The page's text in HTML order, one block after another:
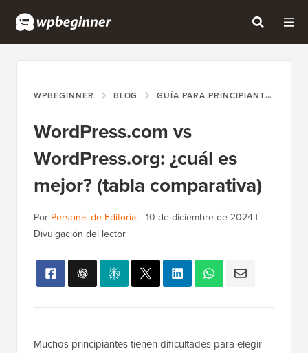
WPBEGINNER BLOG GUÍA PARA PRINCIPIANTES
WordPress.com vs
WordPress.org: ¿cuál es
mejor? (tabla comparativa)
Por Personal de Editorial | 10 de diciembre de 2024 |
Divulgación del lector
Muchos principiantes tienen dificultades para elegir